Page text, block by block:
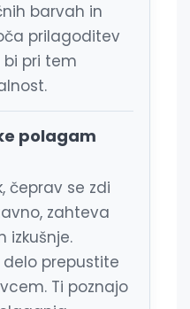
barvah in
prilagoditev
bi pri tem
polagam
čeprav se zdi
zahteva
izkušnje.
delo prepustite
Ti poznajo